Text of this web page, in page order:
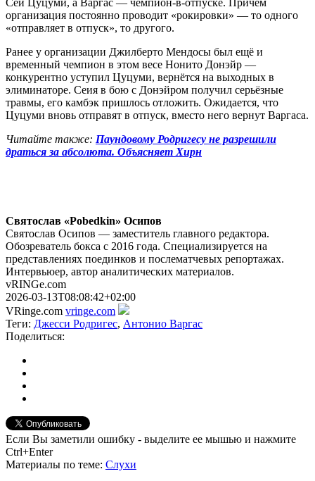
организация постоянно проводит «рокировки» — то одного
«отправляет в отпуск», то другого.
Ранее у организации Джилберто Мендосы был ещё и
временный чемпион в этом весе Нонито Донэйр —
конкурентно уступил Цуцуми, вернётся на выходных в
элиминаторе. Сеия в бою с Донэйром получил серьёзные
травмы, его камбэк пришлось отложить. Ожидается, что
Цуцуми вновь отправят в отпуск, вместо него вернут Варгаса.
Читайте также: Паундовому Родригесу не разрешили
драться за абсолюта. Объясняет Хирн
Святослав «Pobedkin» Осипов
Святослав Осипов — заместитель главного редактора.
Обозреватель бокса с 2016 года. Специализируется на
представлениях поединков и послематчевых репортажах.
Интервьюер, автор аналитических материалов.
vRINGe.com
2026-03-13T08:08:42+02:00
VRinge.com vringe.com
Теги: Джесси Родригес, Антонио Варгас
Поделиться:
Если Вы заметили ошибку - выделите ее мышью и нажмите
Ctrl+Enter
Материалы по теме: Слухи